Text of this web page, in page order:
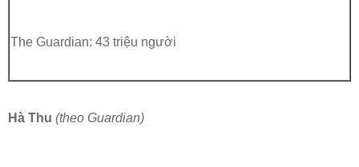
The Guardian: 43 triệu người
Hà Thu (theo Guardian)